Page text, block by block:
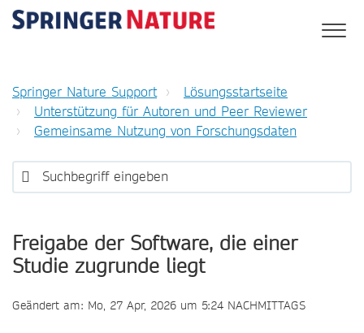
Springer Nature Support
Lösungsstartseite
Unterstützung für Autoren und Peer Reviewer
Gemeinsame Nutzung von Forschungsdaten
Freigabe der Software, die einer
Studie zugrunde liegt
Geändert am: Mo, 27 Apr, 2026 um 5:24 NACHMITTAGS